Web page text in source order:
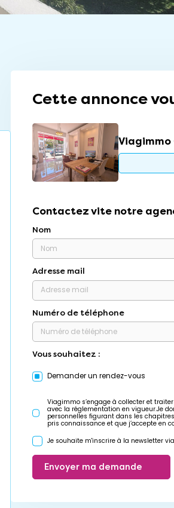
Cette annonce
Viagimmo
Contactez vite notre
Nom
Adresse mail
Numéro de téléphone
Vous souhaitez :
Demander un rendez-vous
Viagimmo s’engage à collecter et
avec la réglementation en vigueur.Je
personnelles figurant dans les chapitres
pris connaissance et que j’accepte en
Je souhaite m'inscrire à la newsletter
Envoyer ma demande